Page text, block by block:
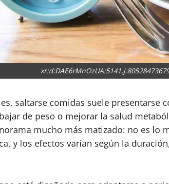
saltarse comidas suele presentarse
de peso o mejorar la salud
mucho más matizado: no es lo
y los efectos varían según la